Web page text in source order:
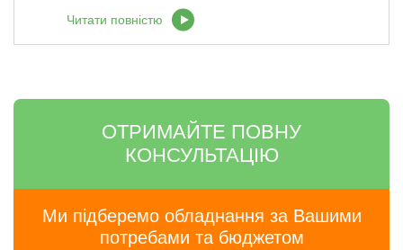
Читати повністю
ОТРИМАЙТЕ ПОВНУ
КОНСУЛЬТАЦІЮ
Ми підберемо обладнання за Вашими
потребами та бюджетом